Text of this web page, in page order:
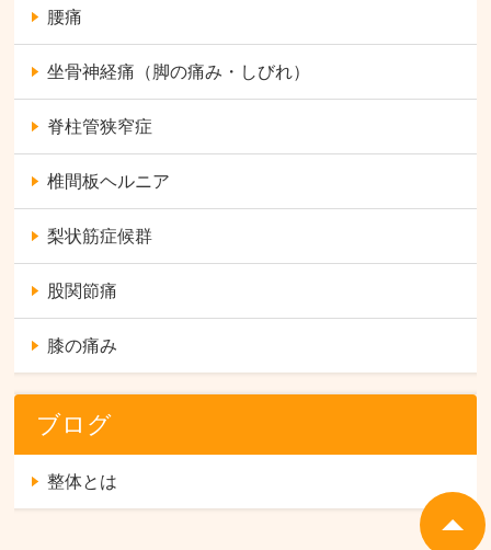
腰痛
坐骨神経痛（脚の痛み・しびれ）
脊柱管狭窄症
椎間板ヘルニア
梨状筋症候群
股関節痛
膝の痛み
ブログ
整体とは